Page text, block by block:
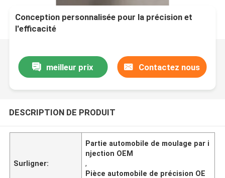
Conception personnalisée pour la précision et
l'efficacité
meilleur prix Contactez nous
DESCRIPTION DE PRODUIT
Surligner:
Partie automobile de moulage par i
njection OEM
,
Pièce automobile de précision OE